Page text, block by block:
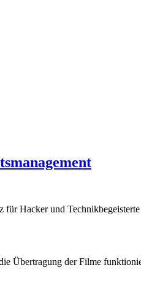
für Hacker und
Übertragung der Filme